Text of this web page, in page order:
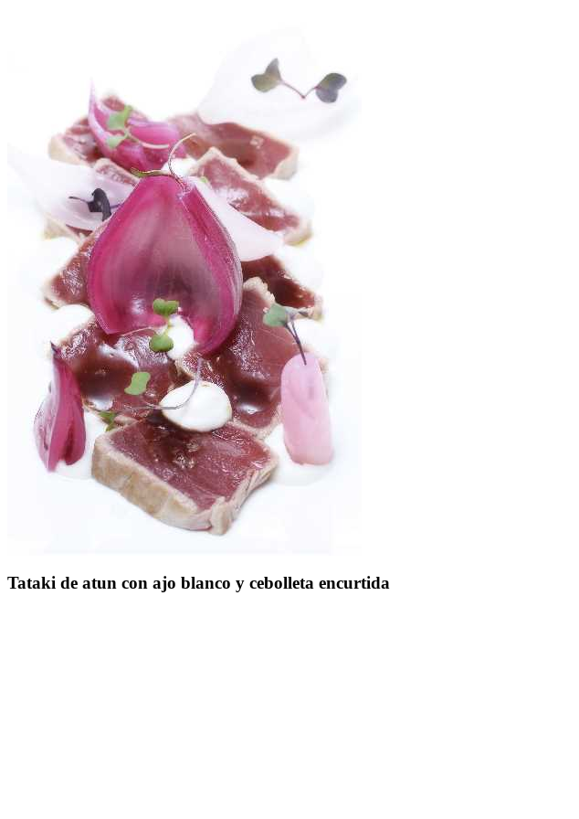
Tataki de atun con ajo blanco y cebolleta encurtida